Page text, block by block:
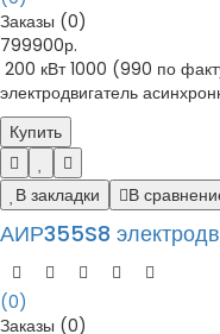
Заказы (0)
799900р.
200 кВт 1000 (990 по
электродвигатель
Купить
В закладки В
АИР355S8
(0)
Заказы (0)